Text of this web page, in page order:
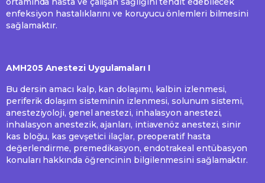
enfeksiyon hastalıklarını ve koruyucu önlemleri bilmesini
sağlamaktır.
AMH205 Anestezi Uygulamaları I
Bu dersin amacı kalp, kan dolaşımı, kalbin izlenmesi,
periferik dolaşım sisteminin izlenmesi, solunum sistemi,
anesteziyoloji, genel anestezi, inhalasyon anestezi,
inhalasyon anestezik, ajanları, intiavenöz anestezi, sinir
kas bloğu, kas gevşetici ilaçlar, preoperatif hasta
değerlendirme, premedikasyon, endotrakeal entübasyon
konuları hakkında öğrencinin bilgilenmesini sağlamaktır.